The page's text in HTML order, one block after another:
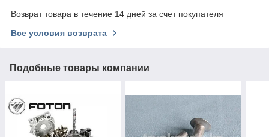
Возврат товара в течение 14 дней за счет покупателя
Все условия возврата
Подобные товары компании